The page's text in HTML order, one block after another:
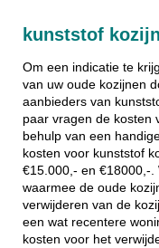
kunststof
Om een indicatie te
van uw oude kozijnen
aanbieders van
paar vragen de kosten
behulp van een
kosten voor kunststof
€15.000,- en €18000,-.
waarmee de oude
verwijderen van de
een wat recentere
kosten voor het